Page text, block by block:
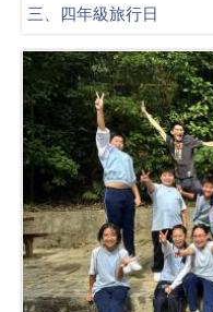
三、四年級旅行日